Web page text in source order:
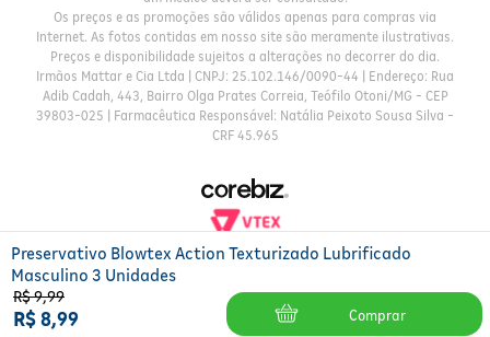
Preservativo Blowtex Action Texturizado Lubrificado
Masculino 3 Unidades
R$9,99
R$8,99 Comprar
Os preços e as promoções são válidos apenas para compras via
Internet. As fotos contidas em nosso site são meramente ilustrativas.
Preços e disponibilidade sujeitos a alterações no decorrer do dia.
Irmãos Mattar e Cia Ltda | CNPJ: 25.102.146/0090-44 | Endereço: Rua
Adib Cadah, 443, Bairro Olga Prates Correia, Teófilo Otoni/MG - CEP
39803-025 | Farmacêutica Responsável: Natália Peixoto Sousa Silva -
CRF 45.965